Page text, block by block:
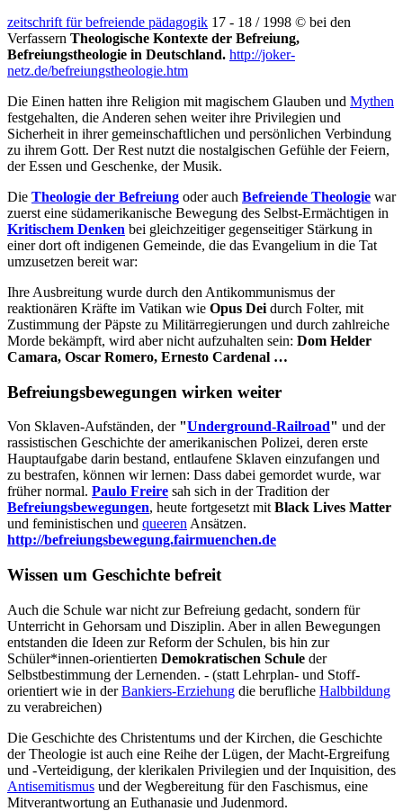
zeitschrift für befreiende pädagogik 17 - 18 / 1998 © bei den
Verfassern Theologische Kontexte der Befreiung,
Befreiungstheologie in Deutschland. http://joker-
netz.de/befreiungstheologie.htm
Die Einen hatten ihre Religion mit magischem Glauben und Mythen
festgehalten, die Anderen sehen weiter ihre Privilegien und
Sicherheit in ihrer gemeinschaftlichen und persönlichen Verbindung
zu ihrem Gott. Der Rest nutzt die nostalgischen Gefühle der Feiern,
der Essen und Geschenke, der Musik.
Die Theologie der Befreiung oder auch Befreiende Theologie war
zuerst eine südamerikanische Bewegung des Selbst-Ermächtigen in
Kritischem Denken bei gleichzeitiger gegenseitiger Stärkung in
einer dort oft indigenen Gemeinde, die das Evangelium in die Tat
umzusetzen bereit war:
Ihre Ausbreitung wurde durch den Antikommunismus der
reaktionären Kräfte im Vatikan wie Opus Dei durch Folter, mit
Zustimmung der Päpste zu Militärregierungen und durch zahlreiche
Morde bekämpft, wird aber nicht aufzuhalten sein: Dom Helder
Camara, Oscar Romero, Ernesto Cardenal …
Befreiungsbewegungen wirken weiter
Von Sklaven-Aufständen, der "Underground-Railroad" und der
rassistischen Geschichte der amerikanischen Polizei, deren erste
Hauptaufgabe darin bestand, entlaufene Sklaven einzufangen und
zu bestrafen, können wir lernen: Dass dabei gemordet wurde, war
früher normal. Paulo Freire sah sich in der Tradition der
Befreiungsbewegungen, heute fortgesetzt mit Black Lives Matter
und feministischen und queeren Ansätzen.
http://befreiungsbewegung.fairmuenchen.de
Wissen um Geschichte befreit
Auch die Schule war nicht zur Befreiung gedacht, sondern für
Unterricht in Gehorsam und Disziplin. Aber in allen Bewegungen
entstanden die Ideen zur Reform der Schulen, bis hin zur
Schüler*innen-orientierten Demokratischen Schule der
Selbstbestimmung der Lernenden. - (statt Lehrplan- und Stoff-
orientiert wie in derBankiers-Erziehung die berufliche Halbbildung
zu verabreichen)
Die Geschichte des Christentums und der Kirchen, die Geschichte
der Theologie ist auch eine Reihe der Lügen, der Macht-Ergreifung
und -Verteidigung, der klerikalen Privilegien und der Inquisition, des
Antisemitismus und der Wegbereitung für den Faschismus, eine
Mitverantwortung an Euthanasie und Judenmord.